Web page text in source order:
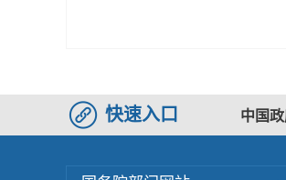
快速入口 中国